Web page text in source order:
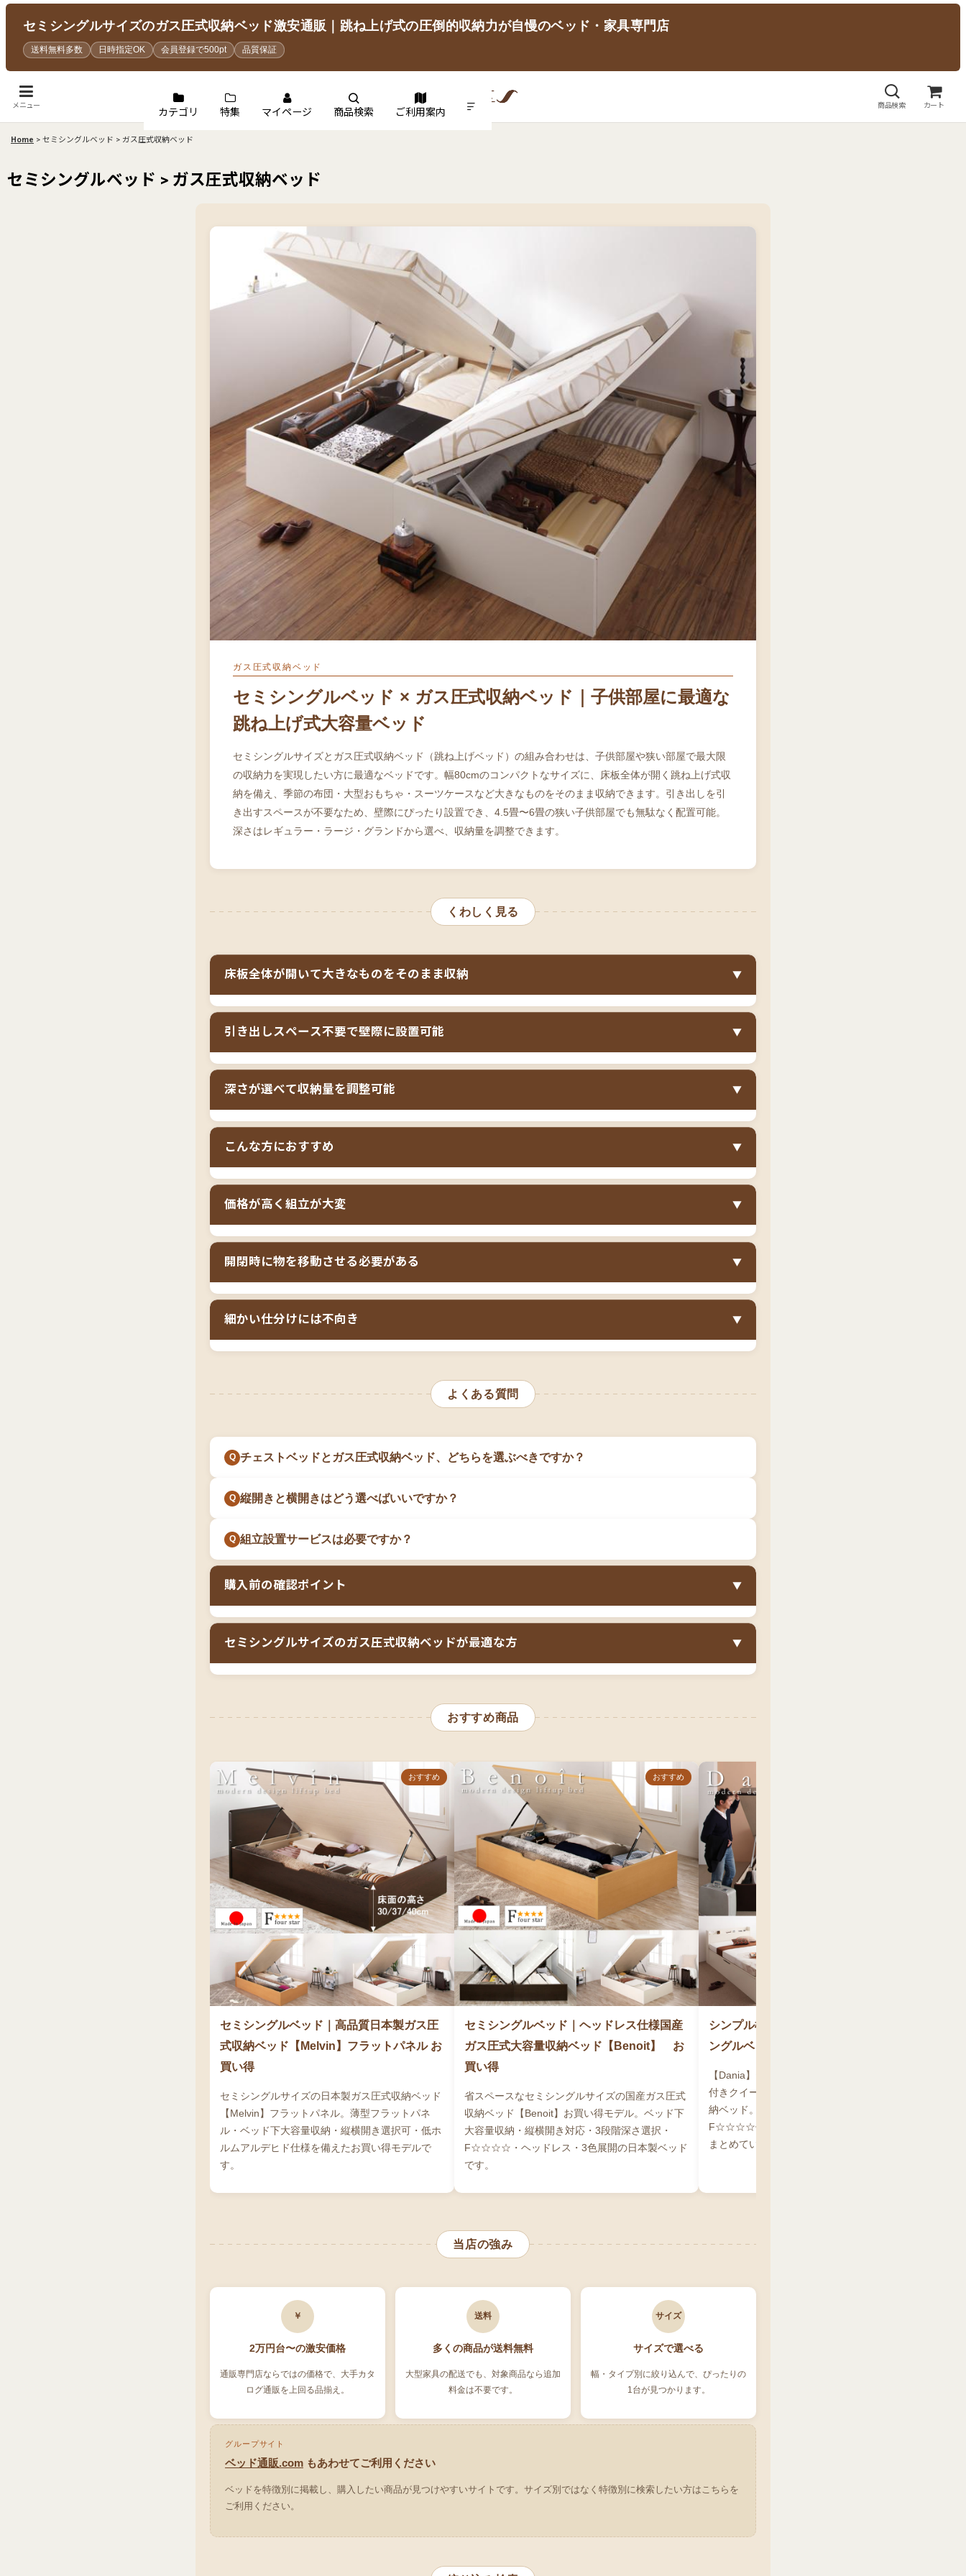
セミシングルサイズのガス圧式収納ベッド激安通販｜跳ね上げ式の圧倒的収納力が自慢のベッド・家具専門店
送料無料多数 日時指定OK 会員登録で500pt 品質保証
メニュー 商品検索 カート
カテゴリ 特集 マイページ 商品検索 ご利用案内
Home > セミシングルベッド > ガス圧式収納ベッド
セミシングルベッド > ガス圧式収納ベッド
ガス圧式収納ベッド
セミシングルベッド × ガス圧式収納ベッド｜子供部屋に最適な
跳ね上げ式大容量ベッド
セミシングルサイズとガス圧式収納ベッド（跳ね上げベッド）の組み合わせは、子供部屋や狭い部屋で最大限
の収納力を実現したい方に最適なベッドです。幅80cmのコンパクトなサイズに、床板全体が開く跳ね上げ式収
納を備え、季節の布団・大型おもちゃ・スーツケースなど大きなものをそのまま収納できます。引き出しを引
き出すスペースが不要なため、壁際にぴったり設置でき、4.5畳〜6畳の狭い子供部屋でも無駄なく配置可能。
深さはレギュラー・ラージ・グランドから選べ、収納量を調整できます。
くわしく見る
床板全体が開いて大きなものをそのまま収納 ▼
ガス圧式収納ベッドは、床板全体が跳ね上がり、ベッド下の空間を丸ごと収納として使えるのが最大
の特徴です。チェストベッドは引き出しに分かれているため細かく仕分けできますが、大きなものは
引き出しスペース不要で壁際に設置可能 ▼
通常の収納ベッドやチェストベッドは、引き出しを開閉するために横に50cm程度のスペースが必要
ですが、ガス圧式収納ベッドは床板を上に持ち上げるため、引き出しスペースが不要
です。ベッドを
深さが選べて収納量を調整可能 ▼
ガス圧式収納ベッドは、レギュラー・ラージ・グランドの3段階の深さから選べる製品が多く、収納
したい荷物の量に応じて最適なタイプを選択できます。レギュラーは標準的な収納量で価格も抑えら
こんな方におすすめ ▼
セミシングルサイズのガス圧式収納ベッドは以下のような方に特におすすめです。
方
引き出しスペースを確保できない狭い部屋の方
成長とともに増える子供の荷物に対応したい方 小柄な方の一人暮らしで大容量収納が必要な方
チェストベッドの引き出しでは入らない大きな
ものを収納したい方
には最適です。また、小柄な女性の一人暮らしで、ワンルームに大型スーツケースやオ
フシーズンの布団を収納したい方にも選ばれています。引き出しスペースが不要なため、レイアウト
価格が高く組立が大変 ▼
ガス圧式収納ベッドは、ガス圧シリンダーや跳ね上げ機構のため、フロアベッドや通常の収納ベッド
より価格が高めです。セミシングルサイズでも5万円〜10万円程度が相場です。また、組立がかなり
開閉時に物を移動させる必要がある ▼
床板を跳ね上げるため、ベッドの上に物を置いたままでは開閉できません。枕やクッションなどを毎
回どかす必要があります。また、縦開きの場合はヘッドボード側、横開きの場合は開く方向に十分な
細かい仕分けには不向き ▼
。衣類を種類ごとに整理したい場合や、日常的に使うものを取り
出しやすくしたい場合は、チェストベッドの方が適しています。ガス圧式は「大きなものをまとめて
よくある質問
チェストベッドとガス圧式収納ベッド、どちらを選ぶべきですか？
縦開きと横開きはどう選べばいいですか？
組立設置サービスは必要ですか？
購入前の確認ポイント ▼
セミシングルサイズのガス圧式収納ベッドが最適な方 ▼
い」「引き出しスペースが確保できない」「壁際にベッドを設置したい」
収納を備え、引き出しベッドでは入らない大きなものをそのまま収納できます。引き出しスペースが
不要なため、壁際にぴったり設置でき、狭い部屋でもレイアウトの自由度が高くなります。深さはレ
ギュラー・ラージ・グランドから選べ、お子様の荷物量に応じて最適なタイプを選択できます。価格
は高めで組立も大変ですが、組立設置サービスを利用すれば安心です。通販での購入なら、店舗より
安く高品質なセミシングルサイズのガス圧式収納ベッドを手に入れることができます。
おすすめ商品
おすすめ
セミシングルベッド｜高品質日本製ガス圧
式収納ベッド【Melvin】フラットパネル お
買い得
セミシングルサイズの日本製ガス圧式収納ベッド
【Melvin】フラットパネル。薄型フラットパネ
ル・ベッド下大容量収納・縦横開き選択可・低ホ
ルムアルデヒド仕様を備えたお買い得モデルで
す。
おすすめ
セミシングルベッド｜ヘッドレス仕様国産
ガス圧式大容量収納ベッド【Benoit】 お
買い得
省スペースなセミシングルサイズの国産ガス圧式
収納ベッド【Benoit】お買い得モデル。ベッド下
大容量収納・縦横開き対応・3段階深さ選択・
F☆☆☆☆・ヘッドレス・3色展開の日本製ベッド
です。
シンプル棚付き・ガス圧式跳ね上げセミシ
ングルベッド【Dania】ダニア
【Dania】セミシングルは、2台連結でコンセント
付きクイーン使いもできる日本製ガス圧大容量収
納ベッド。棚・コンセント付きヘッドボード・
F☆☆☆☆仕様の安心品質を省スペースサイズに
まとめています。
当店の強み
￥
2万円台〜の激安価格
通販専門店ならではの価格で、大手カタ
ログ通販を上回る品揃え。
送料
多くの商品が送料無料
大型家具の配送でも、対象商品なら追加
料金は不要です。
サイズ
サイズで選べる
幅・タイプ別に絞り込んで、ぴったりの
1台が見つかります。
グループサイト
ベッド通販.com もあわせてご利用ください
ベッドを特徴別に掲載し、購入したい商品が見つけやすいサイトです。サイズ別ではなく特徴別に検索したい方はこちらを
ご利用ください。